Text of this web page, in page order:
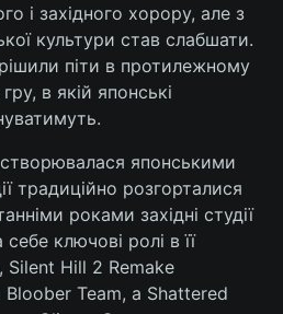
і західного хорору, але з
культури став слабшати.
піти в протилежному
в якій японські
японськими
традиційно розгорталися
роками західні студії
ключові ролі в її
Silent Hill 2 Remake
Team, а Shattered